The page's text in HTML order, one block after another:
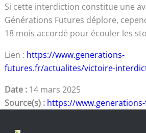
Si cette interdiction constitue une
Générations Futures déplore,
18 mois accordé pour écouler les
Lien : https://www.generations-
futures.fr/actualites/victoire-
Date : 14 mars 2025
Source(s) : https://